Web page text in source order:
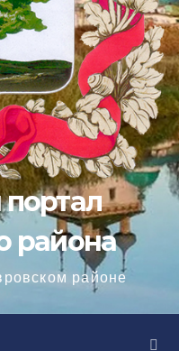
района
районе